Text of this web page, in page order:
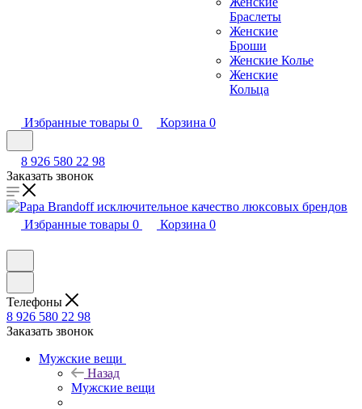
Браслеты
Женские
Броши
Женские Колье
Женские
Кольца
Избранные товары 0 Корзина 0
8 926 580 22 98
Заказать звонок
Избранные товары 0 Корзина 0
Телефоны
8 926 580 22 98
Заказать звонок
Мужские вещи
Назад
Мужские вещи